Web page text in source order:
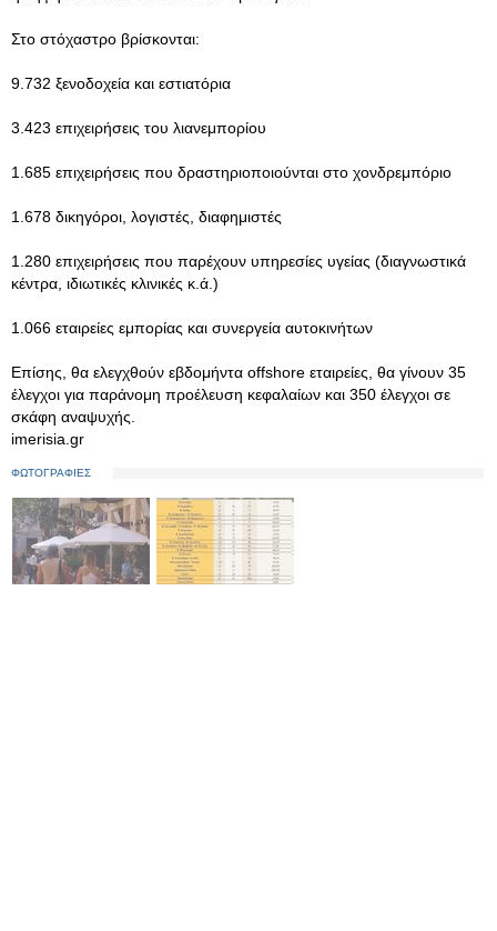
Στο στόχαστρο βρίσκονται:
9.732 ξενοδοχεία και εστιατόρια
3.423 επιχειρήσεις του λιανεμπορίου
1.685 επιχειρήσεις που δραστηριοποιούνται στο χονδρεμπόριο
1.678 δικηγόροι, λογιστές, διαφημιστές
1.280 επιχειρήσεις που παρέχουν υπηρεσίες υγείας (διαγνωστικά
κέντρα, ιδιωτικές κλινικές κ.ά.)
1.066 εταιρείες εμπορίας και συνεργεία αυτοκινήτων
Επίσης, θα ελεγχθούν εβδομήντα offshore εταιρείες, θα γίνουν 35
έλεγχοι για παράνομη προέλευση κεφαλαίων και 350 έλεγχοι σε
σκάφη αναψυχής.
imerisia.gr
ΦΩΤΟΓΡΑΦΙΕΣ